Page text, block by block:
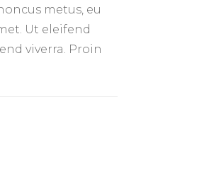
metus, eu
Ut eleifend
viverra. Proin